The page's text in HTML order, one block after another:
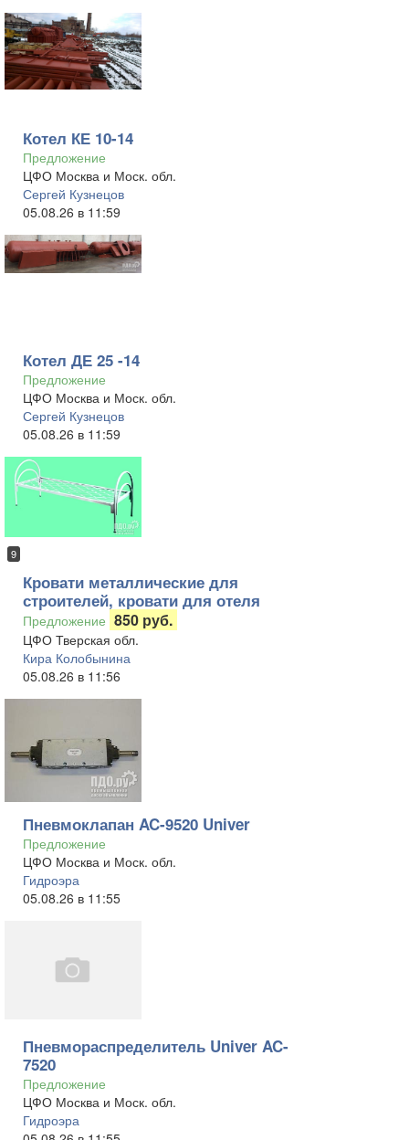
Котел КЕ 10-14
Предложение
ЦФО Москва и Моск. обл.
Сергей Кузнецов
05.08.26 в 11:59
Котел ДЕ 25 -14
Предложение
ЦФО Москва и Моск. обл.
Сергей Кузнецов
05.08.26 в 11:59
9
Кровати металлические для
строителей, кровати для отеля
Предложение 850 руб.
ЦФО Тверская обл.
Кира Колобынина
05.08.26 в 11:56
Пневмоклапан AC-9520 Univer
Предложение
ЦФО Москва и Моск. обл.
Гидроэра
05.08.26 в 11:55
Пневмораспределитель Univer AC-
7520
Предложение
ЦФО Москва и Моск. обл.
Гидроэра